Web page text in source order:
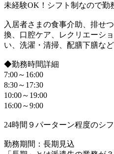
未経験OK！シフト制なので
入居者さまの食事介助、排せ
換、口腔ケア、レクリエーシ
い、洗濯・清掃、配膳下膳な
◆勤務時間詳細
7:00～16:00
8:30～17:30
10:00～19:00
16:00～9:00
24時間９パーターン程度のシ
勤務期間：長期見込